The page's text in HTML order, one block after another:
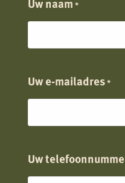
Uw naam *
Uw e-mailadres*
Uw